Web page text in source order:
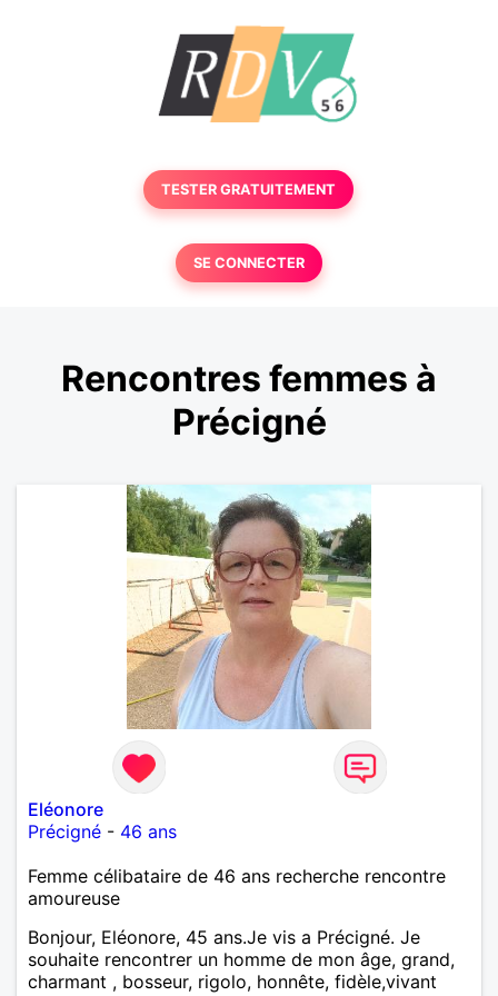
TESTER GRATUITEMENT
SE CONNECTER
Rencontres femmes à
Précigné
Eléonore
Précigné - 46 ans
Femme célibataire de 46 ans recherche rencontre
amoureuse
Bonjour, Eléonore, 45 ans.Je vis a Précigné. Je
souhaite rencontrer un homme de mon âge, grand,
charmant , bosseur, rigolo, honnête, fidèle,vivant